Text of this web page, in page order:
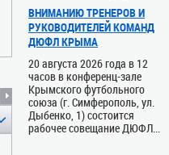
ВНИМАНИЮ ТРЕНЕРОВ И
РУКОВОДИТЕЛЕЙ КОМАНД
ДЮФЛ КРЫМА
20 августа 2026 года в 12
часов в конференц-зале
Крымского футбольного
союза (г. Симферополь, ул.
Дыбенко, 1) состоится
рабочее совещание ДЮФЛ...